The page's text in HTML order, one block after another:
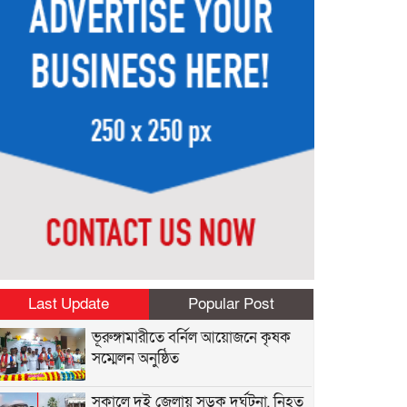
Last Update
Popular Post
ভূরুঙ্গামারীতে বর্নিল আয়োজনে কৃষক
সম্মেলন অনুষ্ঠিত
সকালে দুই জেলায় সড়ক দুর্ঘটনা, নিহত